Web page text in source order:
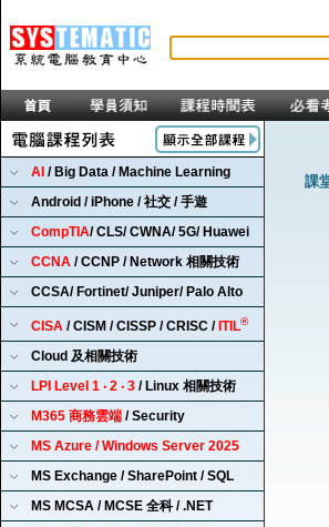
AI / Big Data / Machine Learning
Android / iPhone / 社交 / 手遊
CompTIA/ CLS/ CWNA/ 5G/ Huawei
CCNA / CCNP / Network 相關技術
CCSA/ Fortinet/ Juniper/ Palo Alto
CISA / CISM / CISSP / CRISC / ITIL®
Cloud 及相關技術
LPI Level 1 ‧ 2 ‧ 3 / Linux 相關技術
M365 商務雲端 / Security
MS Azure / Windows Server 2025
MS Exchange / SharePoint / SQL
MS MCSA / MCSE 全科 / .NET
課